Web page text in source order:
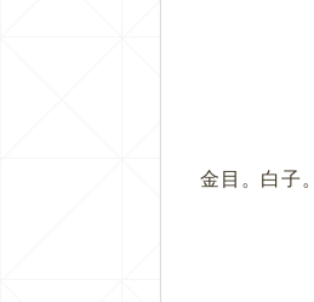
金目。白子。